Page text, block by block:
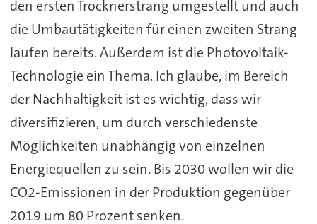
den ersten Trocknerstrang umgestellt und auch
die Umbautätigkeiten für einen zweiten Strang
laufen bereits. Außerdem ist die Photovoltaik-
Technologie ein Thema. Ich glaube, im Bereich
der Nachhaltigkeit ist es wichtig, dass wir
diversifizieren, um durch verschiedenste
Möglichkeiten unabhängig von einzelnen
Energiequellen zu sein. Bis 2030 wollen wir die
CO2-Emissionen in der Produktion gegenüber
2019 um 80 Prozent senken.